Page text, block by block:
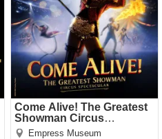
Come Alive! The Greatest
Showman Circus
Spectacular
Empress Museum